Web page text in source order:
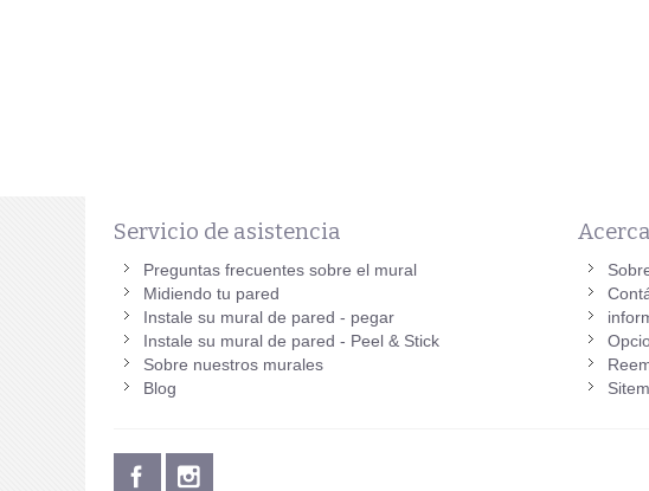
Servicio de asistencia
Preguntas frecuentes sobre el mural
Midiendo tu pared
Instale su mural de pared - pegar
Instale su mural de pared - Peel & Stick
Sobre nuestros murales
Blog